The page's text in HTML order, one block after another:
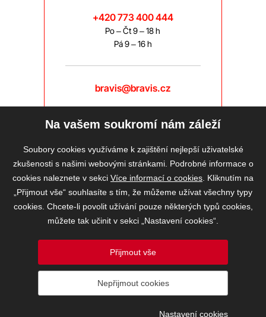
+420 773 400 444
Po – Čt 9 – 18 h
Pá 9 – 16 h
bravis@bravis.cz
Informace o ochraně osobních údajů
Nastavení cookies
Na vašem soukromí nám záleží
Soubory cookies využíváme k zajištění nejlepší uživatelské
zkušenosti s našimi webovými stránkami. Podrobné informace o
cookies naleznete v sekci Více informací o cookies . Kliknutím na
„Přijmout vše“ souhlasíte s tím, že můžeme užívat všechny typy
cookies. Chcete-li povolit užívání pouze některých typů cookies,
můžete tak učinit v sekci „Nastavení cookies“.
Přijmout vše
Nepřijmout cookies
Nastavení cookies